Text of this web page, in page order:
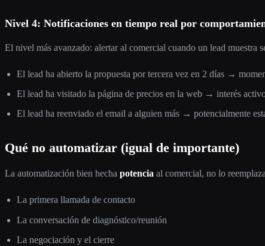
Nivel 4: Notificaciones en tiempo real por
El nivel más avanzado: alertar al comercial cuando un lead muestra
El lead ha abierto la propuesta por tercera vez en 2 días →
El lead ha visitado la página de precios en la web → interés
El lead ha reenviado el email a alguien más → potencialmente
Qué no automatizar (igual de importante)
La automatización bien hecha potencia al comercial, no lo
La primera llamada de contacto
La conversación de diagnóstico/reunión
La negociación y el cierre